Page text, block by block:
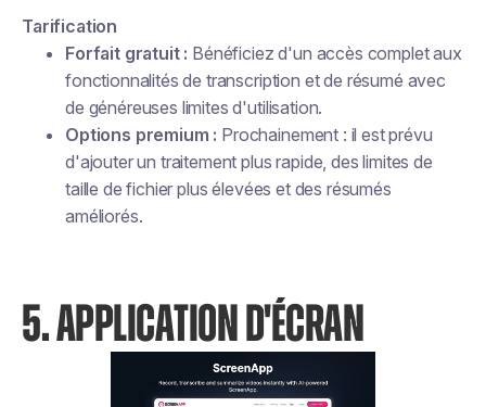
Tarification
Forfait gratuit : Bénéficiez d'un accès complet aux
fonctionnalités de transcription et de résumé avec
de généreuses limites d'utilisation.
Options premium : Prochainement : il est prévu
d'ajouter un traitement plus rapide, des limites de
taille de fichier plus élevées et des résumés
améliorés.
5. APPLICATION D'ÉCRAN